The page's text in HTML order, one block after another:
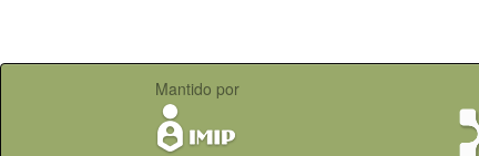
Mantido por